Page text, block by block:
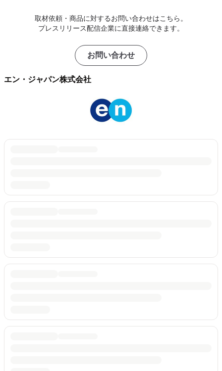
取材依頼・商品に対するお問い合わせはこちら。
プレスリリース配信企業に直接連絡できます。
お問い合わせ
エン・ジャパン株式会社